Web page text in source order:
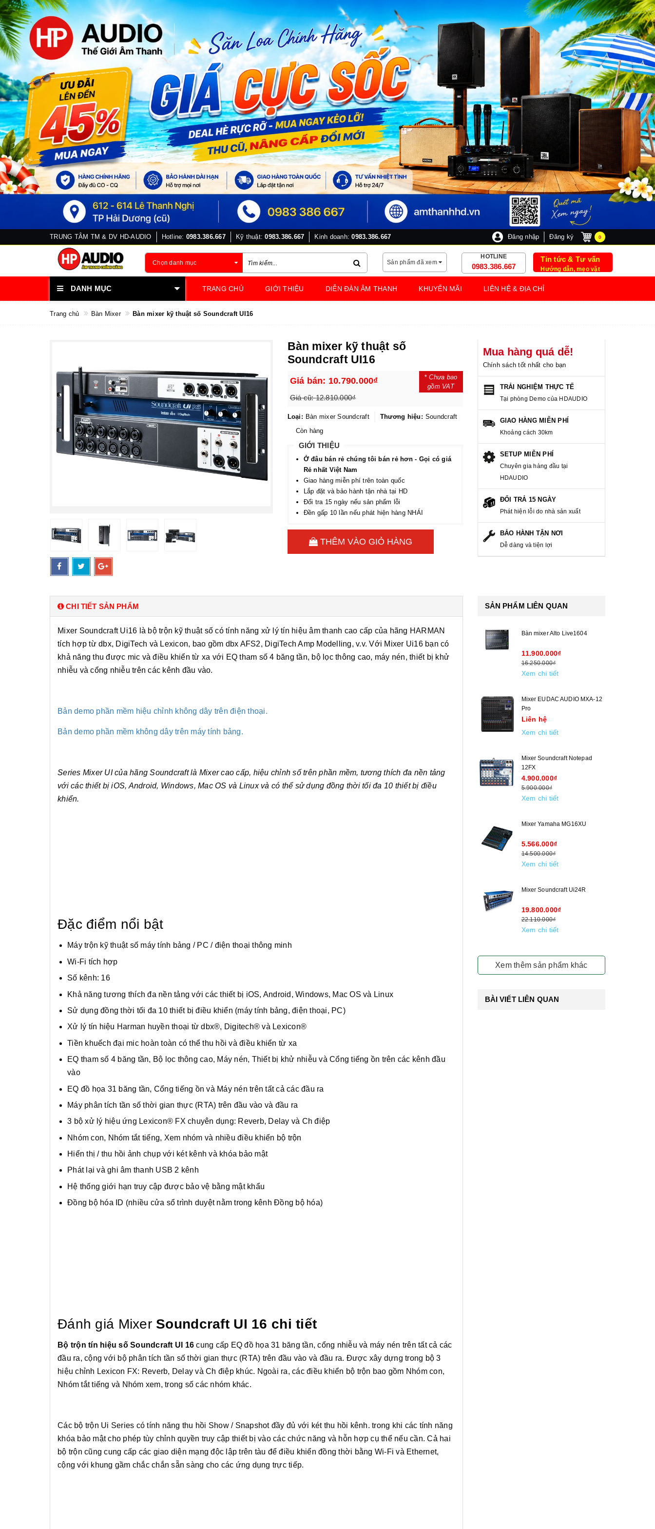
TRUNG TÂM TM & DV HD-AUDIO Hotline: 0983.386.667 Kỹ thuật:0983.386.667 Kinh doanh:0983.386.667 0
Đăng nhập Đăng ký
Chọn danh mục Sản phẩm đã xem
HOTLINE
0983.386.667
Tin tức & Tư vấn
Hướng dẫn, mẹo vặt
DANH MỤC TRANG CHỦ GIỚI THIỆU DIỄN ĐÀN ÂM THANH KHUYẾN MÃI LIÊN HỆ & ĐỊA CHỈ
Trang chủ Bàn Mixer Bàn mixer kỹ thuật số Soundcraft UI16
Bàn mixer kỹ thuật số
Soundcraft UI16
Giá bán: 10.790.000₫
Giá cũ:12.810.000₫
*Chưa bao
gồm VAT
Loại: Bàn mixer Soundcraft Thương hiệu: Soundcraft
Còn hàng
GIỚI THIỆU
Ở đâu bán rẻ chúng tôi bán rẻ hơn - Gọi có giá
Rẻ nhất Việt Nam
Giao hàng miễn phí trên toàn quốc
Lắp đặt và bảo hành tận nhà tại HD
Đổi tra 15 ngày nếu sản phẩm lỗi
Đền gấp 10 lần nếu phát hiện hàng NHÁI
THÊM VÀO GIỎ HÀNG
Mua hàng quá dễ!
Chính sách tốt nhất cho bạn
TRẢI NGHIỆM THỰC TẾ
Tại phòng Demo của HDAUDIO
GIAO HÀNG MIỄN PHÍ
Khoảng cách 30km
SETUP MIỄN PHÍ
Chuyên gia hàng đầu tại
HDAUDIO
ĐỔI TRẢ 15 NGÀY
Phát hiện lỗi do nhà sản xuất
BẢO HÀNH TẬN NƠI
Dễ dàng và tiện lợi
CHI TIẾT SẢN PHẨM
Mixer Soundcraft Ui16 là bộ trộn kỹ thuật số có tính năng xử lý tín hiệu âm thanh cao cấp của hãng HARMAN
tích hợp từ dbx, DigiTech và Lexicon, bao gồm dbx AFS2, DigiTech Amp Modelling, v.v. Với Mixer Ui16 bạn có
khả năng thu được mic và điều khiển từ xa với EQ tham số 4 băng tần, bộ lọc thông cao, máy nén, thiết bị khử
nhiễu và cổng nhiễu trên các kênh đầu vào.
Bản demo phần mềm hiệu chỉnh không dây trên điện thoại.
Bản demo phần mềm không dây trên máy tính bảng.
Series Mixer UI của hãng Soundcraft là Mixer cao cấp, hiệu chỉnh số trên phần mềm, tương thích đa nền tảng
với các thiết bị iOS, Android, Windows, Mac OS và Linux và có thể sử dụng đồng thời tối đa 10 thiết bị điều
khiển.
Đặc điểm nổi bật
Máy trộn kỹ thuật số máy tính bảng / PC / điện thoại thông minh
Wi-Fi tích hợp
Số kênh: 16
Khả năng tương thích đa nền tảng với các thiết bị iOS, Android, Windows, Mac OS và Linux
Sử dụng đồng thời tối đa 10 thiết bị điều khiển (máy tính bảng, điện thoại, PC)
Xử lý tín hiệu Harman huyền thoại từ dbx®, Digitech® và Lexicon®
Tiền khuếch đại mic hoàn toàn có thể thu hồi và điều khiển từ xa
EQ tham số 4 băng tần, Bộ lọc thông cao, Máy nén, Thiết bị khử nhiễu và Cổng tiếng ồn trên các kênh đầu
vào
EQ đồ họa 31 băng tần, Cổng tiếng ồn và Máy nén trên tất cả các đầu ra
Máy phân tích tần số thời gian thực (RTA) trên đầu vào và đầu ra
3 bộ xử lý hiệu ứng Lexicon® FX chuyên dụng: Reverb, Delay và Ch điệp
Nhóm con, Nhóm tắt tiếng, Xem nhóm và nhiều điều khiển bộ trộn
Hiển thị / thu hồi ảnh chụp với két kênh và khóa bảo mật
Phát lại và ghi âm thanh USB 2 kênh
Hệ thống giới hạn truy cập được bảo vệ bằng mật khẩu
Đồng bộ hóa ID (nhiều cửa sổ trình duyệt nằm trong kênh Đồng bộ hóa)
Đánh giá Mixer Soundcraft UI 16 chi tiết
Bộ trộn tín hiệu số Soundcraft UI 16 cung cấp EQ đồ họa 31 băng tần, cổng nhiễu và máy nén trên tất cả các
đầu ra, cộng với bộ phân tích tần số thời gian thực (RTA) trên đầu vào và đầu ra. Được xây dựng trong bộ 3
hiệu chỉnh Lexicon FX: Reverb, Delay và Ch điệp khúc. Ngoài ra, các điều khiển bộ trộn bao gồm Nhóm con,
Nhóm tắt tiếng và Nhóm xem, trong số các nhóm khác.
Các bộ trộn Ui Series có tính năng thu hồi Show / Snapshot đầy đủ với két thu hồi kênh. trong khi các tính năng
khóa bảo mật cho phép tùy chỉnh quyền truy cập thiết bị vào các chức năng và hỗn hợp cụ thể nếu cần. Cả hai
bộ trộn cũng cung cấp các giao diện mạng độc lập trên tàu để điều khiển đồng thời bằng Wi-Fi và Ethernet,
cộng với khung gầm chắc chắn sẵn sàng cho các ứng dụng trực tiếp.
SẢN PHẨM LIÊN QUAN
Bàn mixer Alto Live1604
11.900.000₫
16.250.000₫
Xem chi tiết
Mixer EUDAC AUDIO MXA-12
Pro
Liên hệ
Xem chi tiết
Mixer Soundcraft Notepad
12FX
4.900.000₫
5.900.000₫
Xem chi tiết
Mixer Yamaha MG16XU
5.566.000₫
14.500.000₫
Xem chi tiết
Mixer Soundcraft Ui24R
19.800.000₫
22.110.000₫
Xem chi tiết
Xem thêm sản phẩm khác
BÀI VIẾT LIÊN QUAN